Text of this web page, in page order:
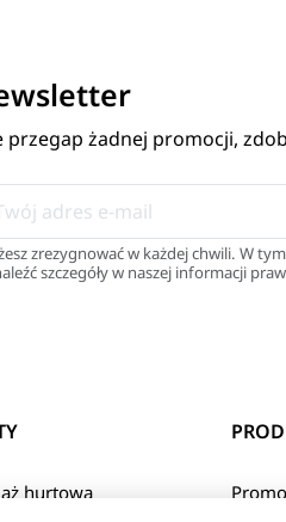
przegap żadnej promocji,
zrezygnować w każdej chwili. W
szczegóły w naszej informacji
hurtowa